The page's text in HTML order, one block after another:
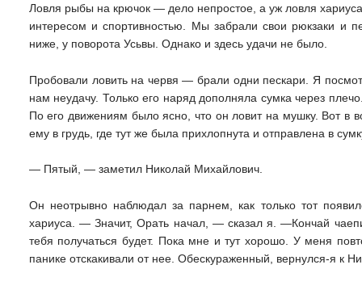
Ловля рыбы на крючок — дело непростое, а уж ловля
интересом и спортивностью. Мы забрали свои рюкзаки и
ниже, у поворота Усьвы. Однако и здесь удачи не было.
Пробовали ловить на червя — брали одни пескари. Я
нам неудачу. Только его наряд дополняла сумка через
По его движениям было ясно, что он ловит на мушку. Вот в
ему в грудь, где тут же была прихлопнута и отправлена в
— Пятый, — заметил Николай Михайлович.
Он неотрывно наблюдал за парнем, как только тот
хариуса. — Значит, Орать начал, — сказал я. —Кончай
тебя получаться будет. Пока мне и тут хорошо. У меня
панике отскакивали от нее. Обескураженный, вернулся-я к